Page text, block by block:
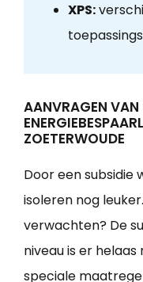
XPS:
AANVRAGEN VAN
ZOETERWOUDE
Door een
isoleren nog
verwachten? De
niveau is er
speciale